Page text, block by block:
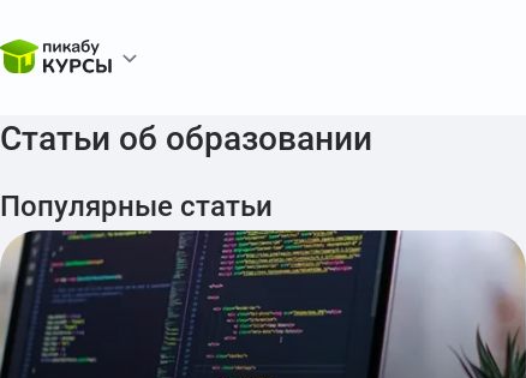
Статьи об образовании
Популярные статьи